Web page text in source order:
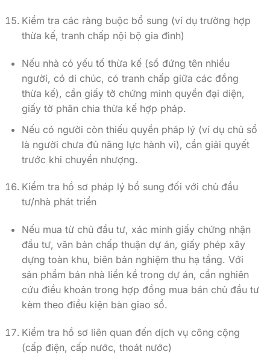
Kiểm tra các ràng buộc bổ sung (ví dụ trường hợp
thừa kế, tranh chấp nội bộ gia đình)
Nếu nhà có yếu tố thừa kế (sổ đứng tên nhiều
người, có di chúc, có tranh chấp giữa các đồng
thừa kế), cần giấy tờ chứng minh quyền đại diện,
giấy tờ phân chia thừa kế hợp pháp.
Nếu có người còn thiếu quyền pháp lý (ví dụ chủ sổ
là người chưa đủ năng lực hành vi), cần giải quyết
trước khi chuyển nhượng.
Kiểm tra hồ sơ pháp lý bổ sung đối với chủ đầu
tư/nhà phát triển
Nếu mua từ chủ đầu tư, xác minh giấy chứng nhận
đầu tư, văn bản chấp thuận dự án, giấy phép xây
dựng toàn khu, biên bản nghiệm thu hạ tầng. Với
sản phẩm bán nhà liền kề trong dự án, cần nghiên
cứu điều khoản trong hợp đồng mua bán chủ đầu tư
kèm theo điều kiện bàn giao sổ.
Kiểm tra hồ sơ liên quan đến dịch vụ công cộng
(cấp điện, cấp nước, thoát nước)